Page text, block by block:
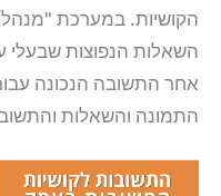
השאלות הנפוצות
אחר התשובה הנכונה
התמונה והשאלות